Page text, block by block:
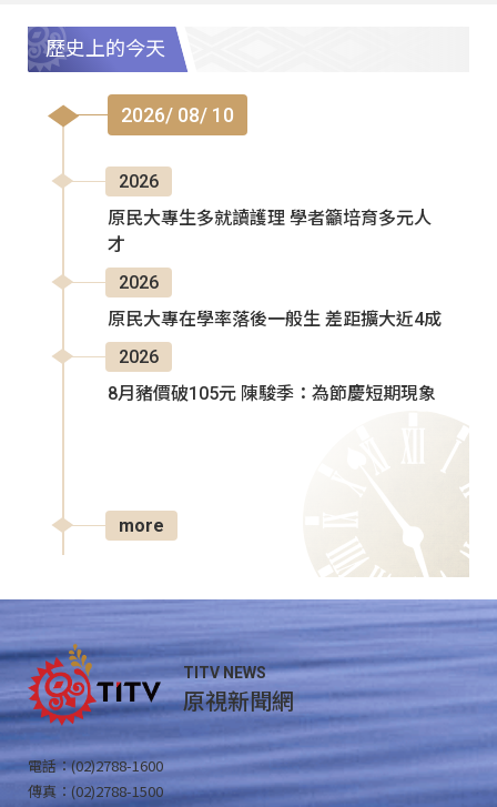
歷史上的今天
2026/ 08/ 10
2026
原民大專生多就讀護理 學者籲培育多元人
才
2026
原民大專在學率落後一般生 差距擴大近4成
2026
8月豬價破105元 陳駿季：為節慶短期現象
more
TITV NEWS
原視新聞網
電話：(02)2788-1600
傳真：(02)2788-1500